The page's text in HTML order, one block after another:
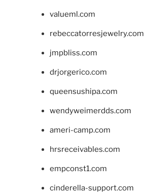
valueml.com
rebeccatorresjewelry.com
jmpbliss.com
drjorgerico.com
queensushipa.com
wendyweimerdds.com
ameri-camp.com
hrsreceivables.com
empconst1.com
cinderella-support.com